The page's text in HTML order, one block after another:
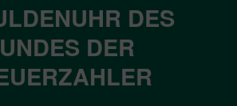
DES
DER